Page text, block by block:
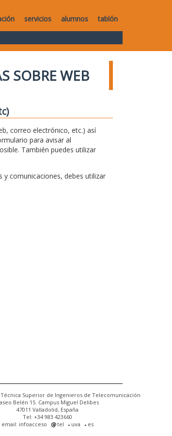
servicios alumnos tablón
SOBRE WEB
correo electrónico, etc.) así
para avisar al
También puedes utilizar
comunicaciones, debes utilizar
Técnica Superior de Ingenieros de Telecomunicación
Belén 15. Campus Miguel Delibes
47011 Valladolid, España
Tel: +34 983 423660
email: infoacceso
tel uva es